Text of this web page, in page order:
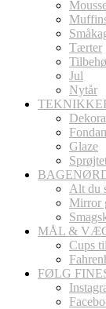
Tærter
Jul
Nytår
Glaze
Alt du
Mirror
MÅL &
Cups
FØLG